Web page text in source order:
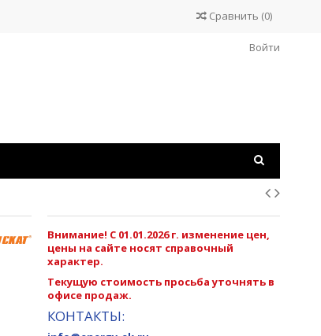
Сравнить (0)
Войти
Внимание! С 01.01.2026 г. изменение цен,
цены на сайте носят справочный
характер.
Текущую стоимость просьба уточнять в
офисе продаж.
КОНТАКТЫ: